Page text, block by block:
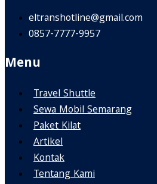
eltranshotline@gmail.com
0857-7777-9957
Menu
Travel Shuttle
Sewa Mobil Semarang
Paket Kilat
Artikel
Kontak
Tentang Kami